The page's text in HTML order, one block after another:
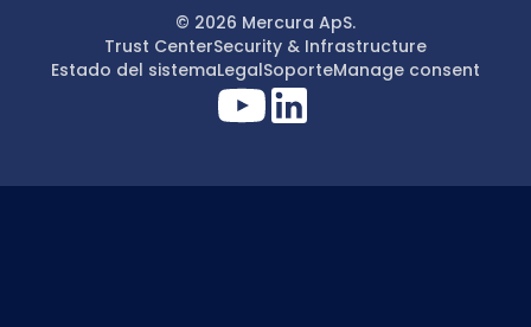
© 2026 Mercura ApS.
Trust CenterSecurity & Infrastructure
Estado del sistemaLegalSoporteManage consent